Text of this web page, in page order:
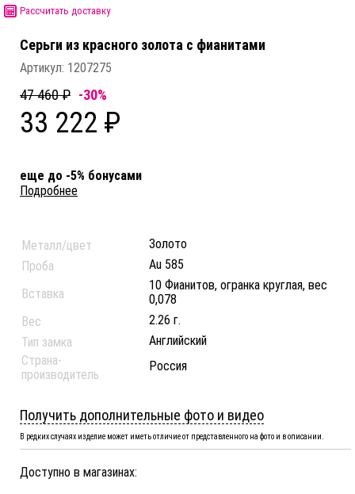
Рассчитать доставку
Серьги из красного золота c фианитами
Артикул: 1207275
47 460 ₽ -30%
33 222 ₽
еще до -5% бонусами
Подробнее
Металл/цвет
Золото
Проба
Au 585
Вставка
10 Фианитов, огранка круглая, вес
0,078
Вес
2.26 г.
Тип замка
Английский
Страна-
производитель
Россия
Получить дополнительные фото и видео
В редких случаях изделие может иметь отличие от представленного на фото и в описании.
Доступно в магазинах: